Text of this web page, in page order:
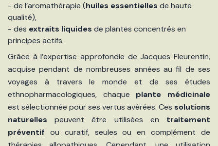
- de l’aromathérapie (huiles essentielles de haute
qualité),
- des extraits liquides de plantes concentrés en
principes actifs.
Grâce à l’expertise approfondie de Jacques Fleurentin,
acquise pendant de nombreuses années au fil de ses
voyages à travers le monde et de ses études
ethnopharmacologiques, chaque plante médicinale
est sélectionnée pour ses vertus avérées. Ces solutions
naturelles peuvent être utilisées en traitement
préventif ou curatif, seules ou en complément de